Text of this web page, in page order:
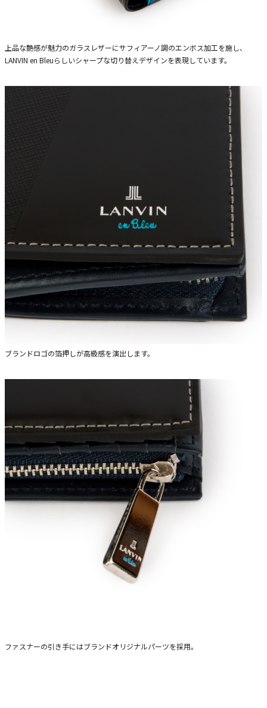
上品な艶感が魅力のガラスレザーにサフィアーノ調のエンボス加工を施し、
LANVIN en Bleuらしいシャープな切り替えデザインを表現しています。
ブランドロゴの箔押しが高級感を演出します。
ファスナーの引き手にはブランドオリジナルパーツを採用。